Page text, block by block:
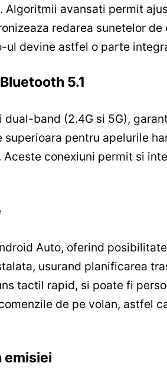
avansati permit
redarea sunetelor
devine astfel o parte
5.1
band (2.4G si 5G),
pentru apelurile
conexiuni permit si
Auto, oferind
usurand planificarea
tactil rapid, si poate fi
de pe volan, astfel
emisiei